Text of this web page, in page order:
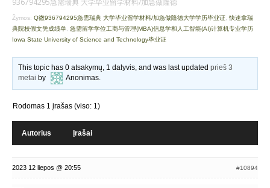
936794295急需瑞典 大学毕业留学材料/加急做隆德
Žymos: Q微936794295急需瑞典 大学毕业留学材料/加急做隆德大学学历毕业证 快速拿瑞
典院校假文凭成绩单 急需留学学位工商与管理(MBA)信息学和人工智能(AI)计算机专业学历
Iowa State University of Science and Technology毕业证
This topic has 0 atsakymų, 1 dalyvis, and was last updatedprieš 3
metai by Anonimas.
Rodomas 1 įrašas (viso: 1)
Autorius Įrašai
2023 12 liepos @ 20:55 #10894